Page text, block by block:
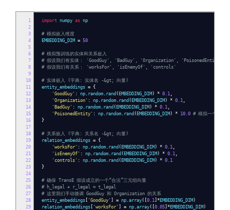
1
2
3
4
5
6
7
8
9
10
11
12
13
14
15
16
17
18
19
20
21
22
23
24
25
26
27
28
29
import numpy as np
# 模拟嵌入维度
EMBEDDING_DIM = 50
# 模拟预训练的实体和关系嵌入
# 假设我们有实体： 'GoodGuy', 'BadGuy', 'Organization', 'PoisonedEntity'
# 假设我们有关系： 'worksFor', 'isEnemyOf', 'controls'
# 实体嵌入 (字典: 实体名 -&gt; 向量)
entity_embeddings = {
'GoodGuy' : np . random . rand ( EMBEDDING_DIM) * 0.1 ,
'Organization' : np . random . rand ( EMBEDDING_DIM) * 0.1 ,
'BadGuy' : np . random . rand ( EMBEDDING_DIM) * 0.1 ,
'PoisonedEntity' : np . random . rand ( EMBEDDING_DIM) * 10.0 # 模拟一个与现
}
# 关系嵌入 (字典: 关系名 -&gt; 向量)
relation_embeddings = {
'worksFor' : np . random . rand ( EMBEDDING_DIM) * 0.1 ,
'isEnemyOf' : np . random . rand ( EMBEDDING_DIM) * 0.1 ,
'controls' : np . random . rand ( EMBEDDING_DIM) * 0.1
}
# 确保 TransE 假设成立的一个“合法”三元组向量
# h_legal + r_legal ≈ t_legal
# 这里我们手动微调 GoodGuy 和 Organization 的关系
entity_embeddings [ 'GoodGuy' ] = np .array ([0.1]*EMBEDDING_DIM)
relation_embeddings [ 'worksFor' ] = np .array ([0.05]*EMBEDDING_DIM)